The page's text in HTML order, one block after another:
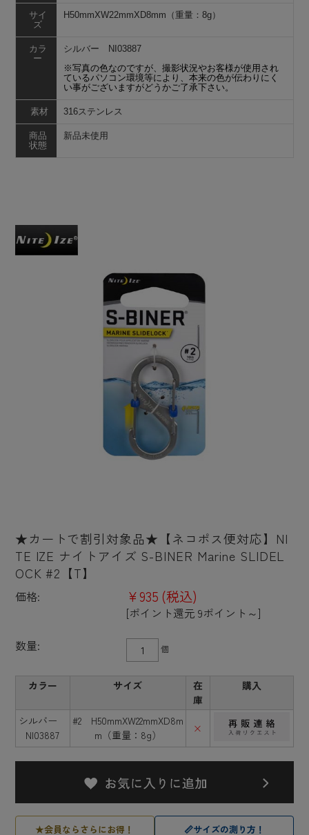
サイ
ズ
H50mmXW22mmXD8mm（重量：8g）
カラ
ー
シルバー NI03887
※写真の色なのですが、撮影状況やお客様が使用され
ているパソコン環境等により、本来の色が伝わりにく
い事がございますがどうかご了承下さい。
素材 316ステンレス
商品
状態
新品未使用
★カートで割引対象品★【ネコポス便対応】NI
TE IZE ナイトアイズ S-BINER Marine SLIDEL
OCK #2【T】
価格: ¥935 (税込)
[ポイント還元 9ポイント～]
数量:
個
カラー サイズ
在
庫
購入
シルバー
NI03887
#2 H50mmXW22mmXD8m
m（重量：8g）
×
★会員ならさらにお得！
📏サイズの測り方！